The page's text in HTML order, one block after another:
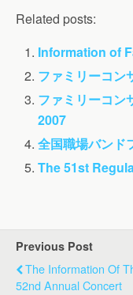
Related posts:
Information of
ファミリーコン
ファミリーコン
2007
全国職場バンド
The 51st
Previous Post
The Information Of
52nd Annual Concert